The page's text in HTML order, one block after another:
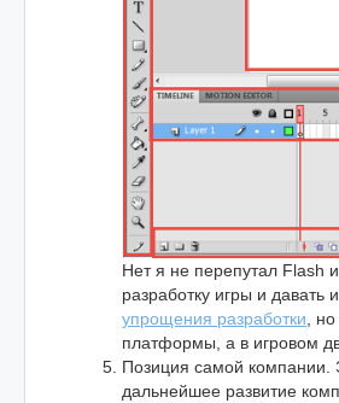
Нет я не перепутал Flash
разработку игры и давать
упрощения разработки,
платформы, а в игровом
Позиция самой компании.
дальнейшее развитие